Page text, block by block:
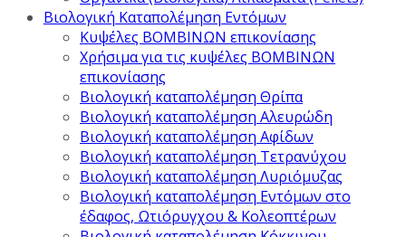
Βιολογική Καταπολέμηση Εντόμων
Κυψέλες ΒΟΜΒΙΝΩΝ επικονίασης
Χρήσιμα για τις κυψέλες ΒΟΜΒΙΝΩΝ
επικονίασης
Βιολογική καταπολέμηση Θρίπα
Βιολογική καταπολέμηση Αλευρώδη
Βιολογική καταπολέμηση Αφίδων
Βιολογική καταπολέμηση Τετρανύχου
Βιολογική καταπολέμηση Λυριόμυζας
Βιολογική καταπολέμηση Εντόμων στο
έδαφος, Ωτιόρυγχου & Κολεοπτέρων